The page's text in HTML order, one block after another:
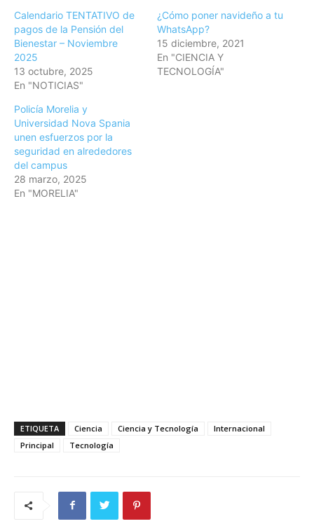
Calendario TENTATIVO de
pagos de la Pensión del
Bienestar – Noviembre
2025
13 octubre, 2025
En "NOTICIAS"
¿Cómo poner navideño a tu
WhatsApp?
15 diciembre, 2021
En "CIENCIA Y
TECNOLOGÍA"
Policía Morelia y
Universidad Nova Spania
unen esfuerzos por la
seguridad en alrededores
del campus
28 marzo, 2025
En "MORELIA"
ETIQUETA Ciencia Ciencia y Tecnología
Internacional
Principal
Tecnología